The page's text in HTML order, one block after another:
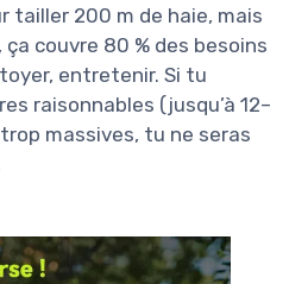
tailler 200 m de haie, mais
couvre 80 % des besoins
entretenir. Si tu
raisonnables (jusqu’à 12–
massives, tu ne seras